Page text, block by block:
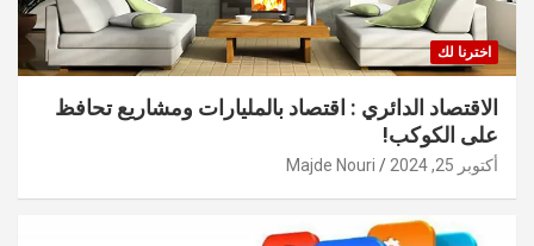
اخترنا لك
الاقتصاد الدائري : اقتصاد بالمليارات ومشاريع تحافظ
على الكوكب!
أكتوبر 25, 2024 Majde Nouri